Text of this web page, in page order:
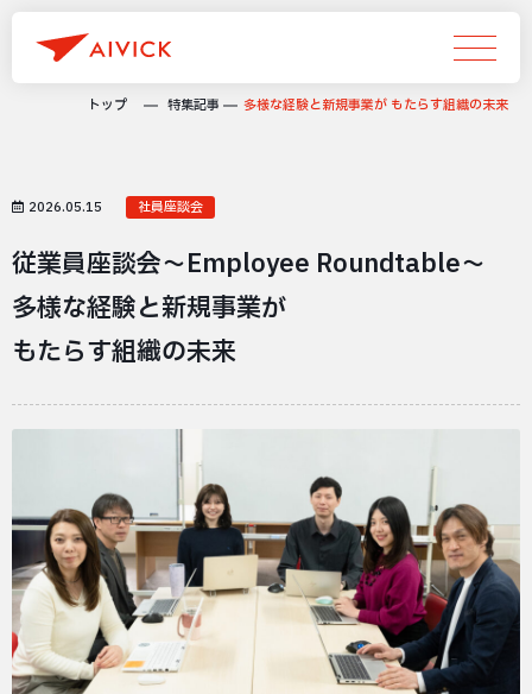
トップ 特集記事 多様な経験と新規事業が もたらす組織の未来
2026.05.15 社員座談会
従業員座談会〜Employee Roundtable〜
多様な経験と新規事業が
もたらす組織の未来